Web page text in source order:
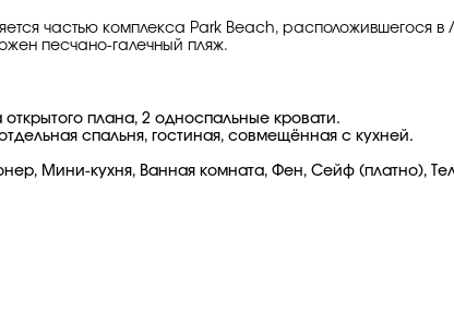
частью комплекса Park Beach,
песчано-галечный пляж.
плана, 2 односпальные кровати.
спальня, гостиная, совмещённая с кухней.
Мини-кухня, Ванная комната, Фен, Сейф (платно),